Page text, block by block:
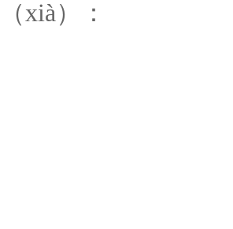
（xià）：